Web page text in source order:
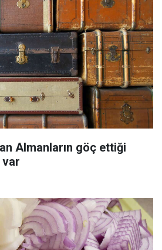
Almanların göç ettiği
var